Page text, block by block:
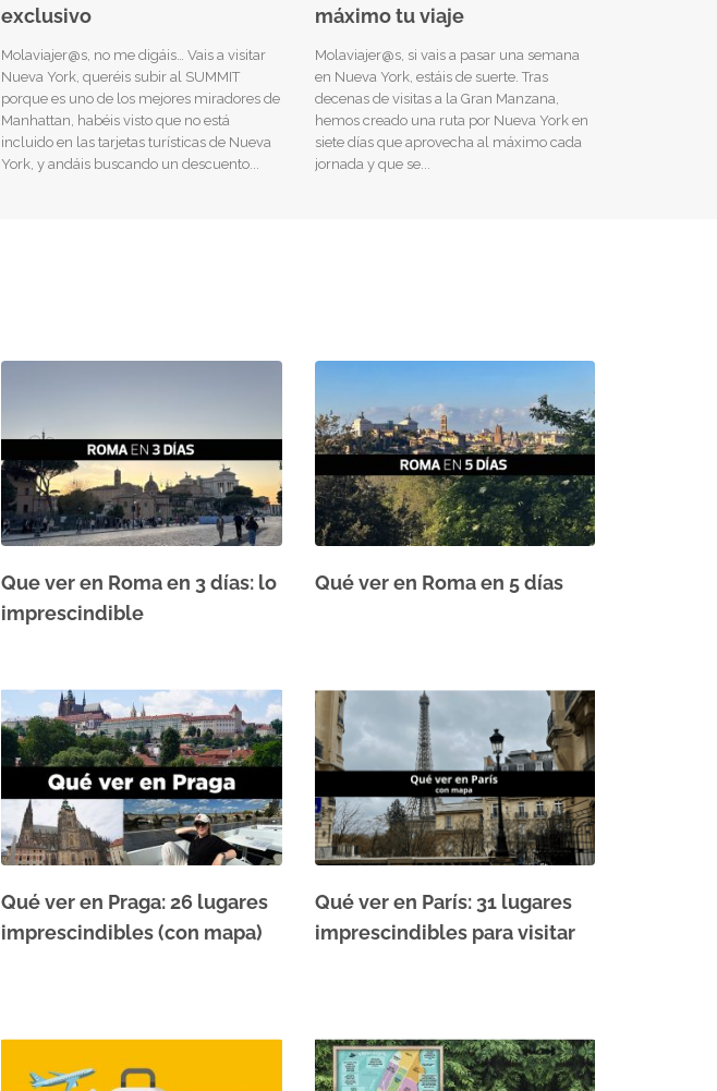
exclusivo
Molaviajer@s, no me digáis… Vais a visitar
Nueva York, queréis subir al SUMMIT
porque es uno de los mejores miradores de
Manhattan, habéis visto que no está
incluido en las tarjetas turísticas de Nueva
York, y andáis buscando un descuento
máximo tu viaje
Molaviajer@s, si vais a pasar una semana
en Nueva York, estáis de suerte. Tras
decenas de visitas a la Gran Manzana,
hemos creado una ruta por Nueva York en
siete días que aprovecha al máximo cada
jornada y que se
Que ver en Roma en 3 días: lo
imprescindible
Qué ver en Roma en 5 días
Qué ver en Praga: 26 lugares
imprescindibles (con mapa)
Qué ver en París: 31 lugares
imprescindibles para visitar